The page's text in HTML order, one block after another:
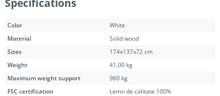
Specifications
Color
White
Material
Solid wood
Sizes
174x137x72 cm
Weight
41,00 kg
Maximum weight support
960 kg
FSC certification
Lemn de calitate 100%